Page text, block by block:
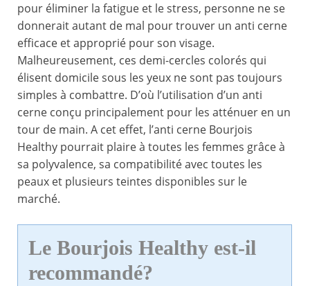
pour éliminer la fatigue et le stress, personne ne se
donnerait autant de mal pour trouver un anti cerne
efficace et approprié pour son visage.
Malheureusement, ces demi-cercles colorés qui
élisent domicile sous les yeux ne sont pas toujours
simples à combattre. D’où l’utilisation d’un anti
cerne conçu principalement pour les atténuer en un
tour de main. A cet effet, l’anti cerne Bourjois
Healthy pourrait plaire à toutes les femmes grâce à
sa polyvalence, sa compatibilité avec toutes les
peaux et plusieurs teintes disponibles sur le
marché.
Le Bourjois Healthy est-il
recommandé?